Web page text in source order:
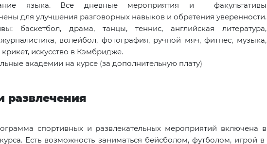
языка. Все дневные мероприятия и факультативы
для улучшения разговорных навыков и обретения уверенности.
баскетбол, драма, танцы, теннис, английская литература,
журналистика, волейбол, фотография, ручной мяч, фитнес, музыка,
искусство в Кэмбридже.
академии на курсе (за дополнительную плату)
развлечения
спортивных и развлекательных мероприятий включена в
Есть возможность заниматься бейсболом, футболом, игрой в